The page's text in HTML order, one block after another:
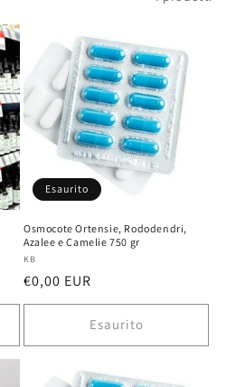
Esaurito
Osmocote Ortensie, Rododendri,
Azalee e Camelie 750 gr
Fornitore:
KB
Prezzo
di
€0,00 EUR
Esaurito